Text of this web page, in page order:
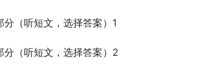
（听短文，选择答案）1
分（听短文，选择答案）2